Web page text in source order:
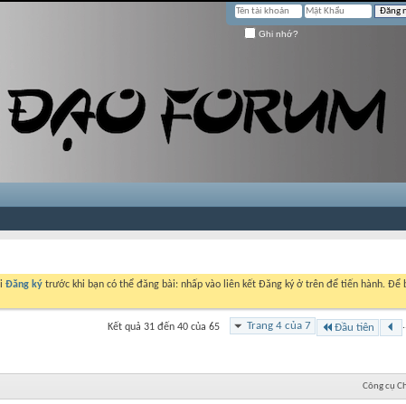
Ghi nhớ?
Đăng ký trước khi bạn có thể đăng bài: nhấp vào liên kết Đăng ký ở trên để tiến hành. Để
Trang 4 của 7 Đầu tiên
Kết quả 31 đến 40 của 65
Công cụ